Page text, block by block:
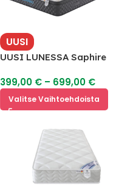
UUSI
UUSI LUNESSA Saphire
399,00 € – 699,00 €
Valitse Vaihtoehdoista